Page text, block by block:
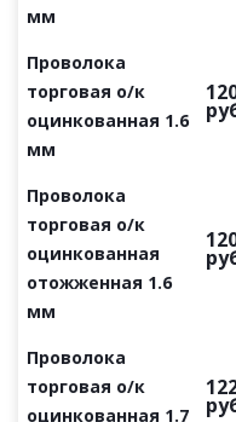
мм
Проволока
торговая о/к
оцинкованная 1.6
мм
Проволока
торговая о/к
оцинкованная
отожженная 1.6
мм
Проволока
торговая о/к
оцинкованная 1.7